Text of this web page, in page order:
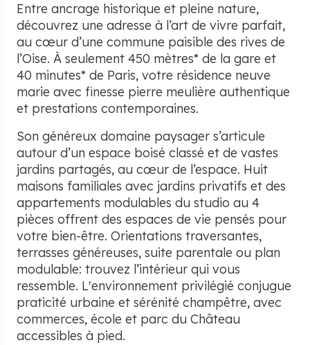
Entre ancrage historique et pleine nature,
découvrez une adresse à l’art de vivre parfait,
au cœur d’une commune paisible des rives de
l’Oise. À seulement 450 mètres* de la gare et
40 minutes* de Paris, votre résidence neuve
marie avec finesse pierre meulière authentique
et prestations contemporaines.
Son généreux domaine paysager s’articule
autour d’un espace boisé classé et de vastes
jardins partagés, au cœur de l’espace. Huit
maisons familiales avec jardins privatifs et des
appartements modulables du studio au 4
pièces offrent des espaces de vie pensés pour
votre bien-être. Orientations traversantes,
terrasses généreuses, suite parentale ou plan
modulable: trouvez l’intérieur qui vous
ressemble. L'environnement privilégié conjugue
praticité urbaine et sérénité champêtre, avec
commerces, école et parc du Château
accessibles à pied.